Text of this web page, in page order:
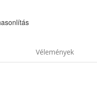
Vélemények